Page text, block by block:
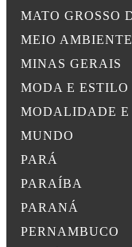
MATO GROSSO
MEIO AMBIENTE
MINAS GERAIS
MODA E ESTILO
MODALIDADE E
MUNDO
PARÁ
PARAÍBA
PARANÁ
PERNAMBUCO